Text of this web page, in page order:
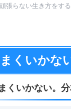
頑張らない生き方をす
くいかな
くいかない。